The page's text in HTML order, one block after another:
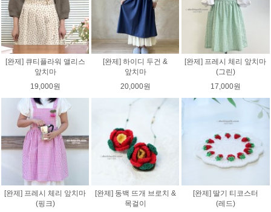
[완제] 큐티플라워 앨리스
앞치마
19,000원
[완제] 하이디 두건 &
앞치마
20,000원
[완제] 프레시 체리 앞치마
(그린)
17,000원
[완제] 프레시 체리 앞치마
(핑크)
[완제] 동백 뜨개 브로치 &
목걸이
[완제] 딸기 티코스터
(레드)